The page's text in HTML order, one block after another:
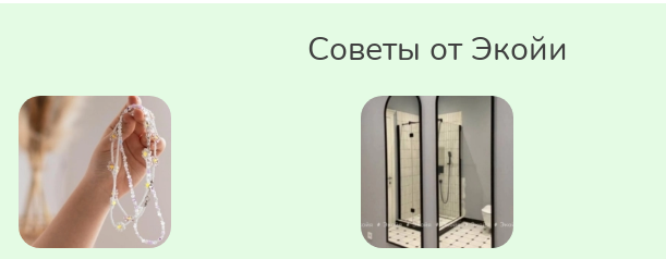
Советы от Экойи